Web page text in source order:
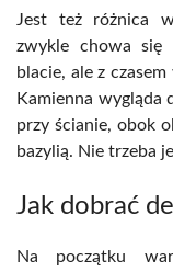
Jest też różnica
zwykle chowa się
blacie, ale z
Kamienna wygląda
przy ścianie, obok
bazylią. Nie trzeba
Jak dobrać
Na początku